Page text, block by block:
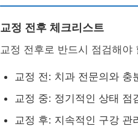
교정 전후 체크리스트
교정 전후로 반드시 점검해
교정 전: 치과 전문의와 충
교정 중: 정기적인 상태 점
교정 후: 지속적인 구강 관